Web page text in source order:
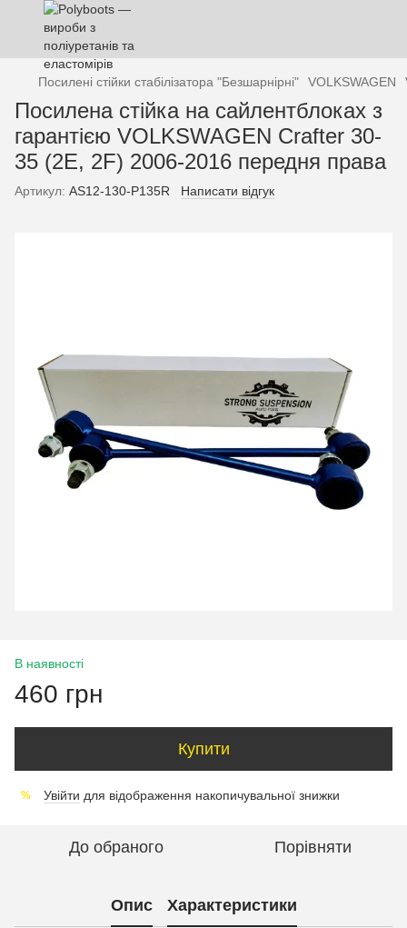
Посилені стійки стабілізатора "Безшарнірні" VOLKSWAGEN
Посилена стійка на сайлентблоках з
гарантією VOLKSWAGEN Crafter 30-
35 (2E, 2F) 2006-2016 передня права
Артикул: AS12-130-P135R Написати відгук
В наявності
460 грн
Купити
% Увійти для відображення накопичувальної знижки
До обраного Порівняти
Опис Характеристики